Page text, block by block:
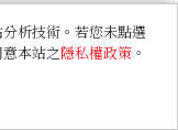
作內容橫跨紙本雜
與撰寫美食、美
品有風格空間、主
遊特輯、設計師深
析技術。若您未點選
本站之隱私權政策 。